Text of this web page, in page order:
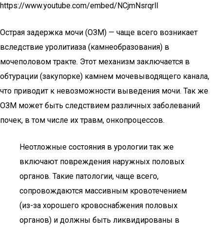
https://www.youtube.com/embed/NCjmNsrqrlI
Острая задержка мочи (ОЗМ) — чаще всего возникает
вследствие уролитиаза (камнеобразования) в
мочеполовом тракте. Этот механизм заключается в
обтурации (закупорке) камнем мочевыводящего канала,
что приводит к невозможности выведения мочи. Так же
ОЗМ может быть следствием различных заболеваний
почек, в том числе их травм, онкопроцессов.
Неотложные состояния в урологии так же
включают повреждения наружных половых
органов. Такие патологии, чаще всего,
сопровождаются массивным кровотечением
(из-за хорошего кровоснабжения половых
органов) и должны быть ликвидированы в